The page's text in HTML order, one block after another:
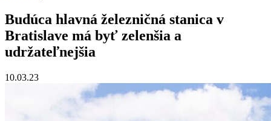
Budúca hlavná železničná stanica v
Bratislave má byť zelenšia a
udržateľnejšia
10.03.23